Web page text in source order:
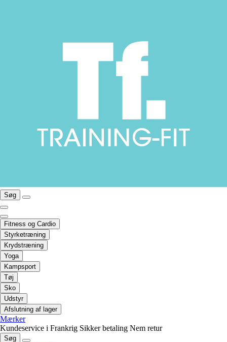
Søg
Fitness og Cardio
Styrketræning
Krydstræning
Yoga
Kampsport
Tøj
Sko
Udstyr
Afslutning af lager
Mærker
Kundeservice i Frankrig Sikker betaling Nem retur
Søg